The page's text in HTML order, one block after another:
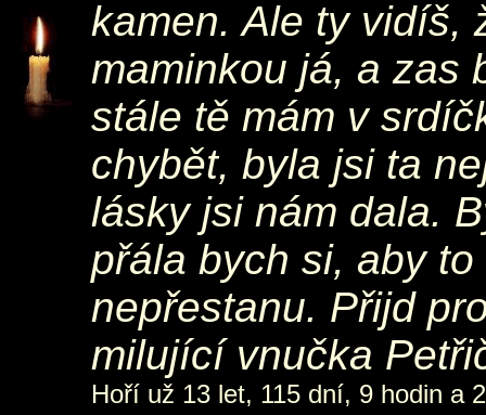
kamen. Ale ty vidíš,
maminkou já, a zas
stále tě mám v
chybět, byla jsi ta
lásky jsi nám dala.
přála bych si, aby
nepřestanu. Přijd
milující vnučka
Hoří už 13 let, 115 dní, 9 hodin a